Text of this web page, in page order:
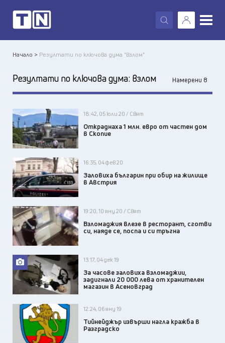
X
Начало > Резултати по ключова дума "взлом"
Резултати по ключова дума: взлом Намерени 8
18:42, 05 юли 20 / Свят
Откраднаха 1 млн. еврo от частен дом
в Скопие
16:35, 04 фев 20
Заловиха българин при обир на жилище
в Австрия
19:20, 10 яну 20 / Свят
Взломаджия влезе в ресторант, сготви
си, наяде се, поспа и си тръгна
13:17, 04 дек 19
За часове заловиха взломаджии,
задигнали 20 000 лева от хранителен
магазин в Асеновград
12:24, 06 яну 19
Тийнейджър извърши нагла кражба в
Разградско